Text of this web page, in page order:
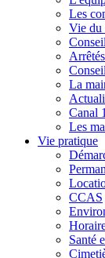
Les
Vie du
La
Canal
Les
Vie pratique
CCAS
Santé